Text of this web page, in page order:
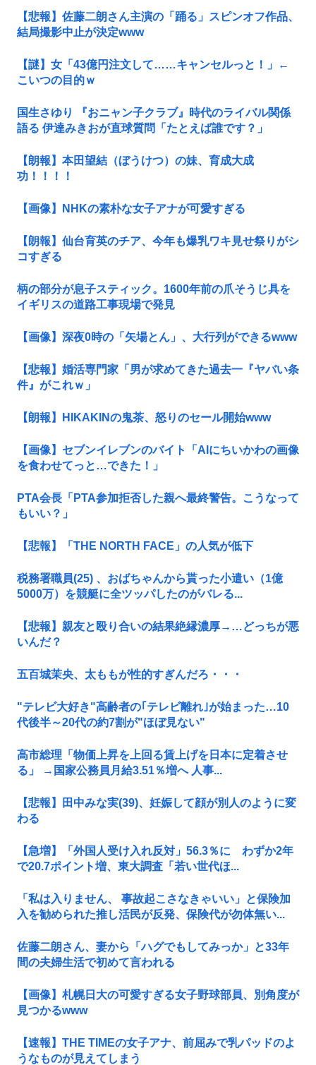
【悲報】佐藤二朗さん主演の「踊る」スピンオフ作品、
結局撮影中止が決定www
【謎】女「43億円注文して……キャンセルっと！」←
こいつの目的ｗ
国生さゆり 『おニャン子クラブ』時代のライバル関係
語る 伊達みきおが直球質問「たとえば誰です？」
【朗報】本田望結（ぼうけつ）の妹、育成大成
功！！！！
【画像】NHKの素朴な女子アナが可愛すぎる
【朗報】仙台育英のチア、今年も爆乳ワキ見せ祭りがシ
コすぎる
柄の部分が息子スティック。1600年前の爪そうじ具を
イギリスの道路工事現場で発見
【画像】深夜0時の「矢場とん」、大行列ができるwww
【悲報】婚活専門家「男が求めてきた過去一『ヤバい条
件』がこれｗ」
【朗報】HIKAKINの鬼茶、怒りのセール開始www
【画像】セブンイレブンのバイト「AIにちいかわの画像
を食わせてっと…できた！」
PTA会長「PTA参加拒否した親へ最終警告。こうなって
もいい？」
【悲報】「THE NORTH FACE」の人気が低下
税務署職員(25) 、おばちゃんから貰った小遣い（1億
5000万）を競艇に全ツッパしたのがバレる...
【悲報】親友と殴り合いの結果絶縁濃厚→…どっちが悪
いんだ？
五百城茉央、太ももが性的すぎんだろ・・・
"テレビ大好き"高齢者の｢テレビ離れ｣が始まった…10
代後半～20代の約7割が"ほぼ見ない"
高市総理「物価上昇を上回る賃上げを日本に定着させ
る」 →国家公務員月給3.51％増へ 人事...
【悲報】田中みな実(39)、妊娠して顔が別人のように変
わる
【急増】「外国人受け入れ反対」56.3％に わずか2年
で20.7ポイント増、東大調査「若い世代ほ...
「私は入りません、 事故起こさなきゃいい」と保険加
入を勧められた推し活民が反発、保険代が勿体無い...
佐藤二朗さん、妻から「ハグでもしてみっか」と33年
間の夫婦生活で初めて言われる
【画像】札幌日大の可愛すぎる女子野球部員、別角度が
見つかるwww
【速報】THE TIMEの女子アナ、前屈みで乳パッドのよ
うなものが見えてしまう